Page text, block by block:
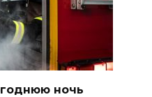
ночь